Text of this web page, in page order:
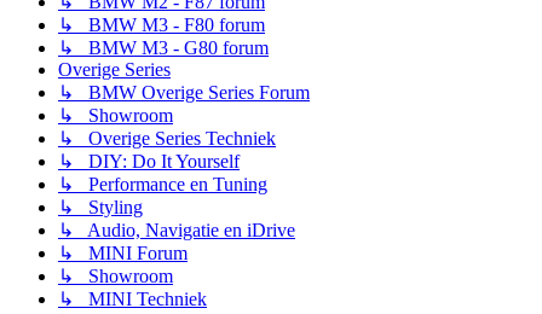
↳ BMW M3 - F80 forum
↳ BMW M3 - G80 forum
Overige Series
↳ BMW Overige Series Forum
↳ Showroom
↳ Overige Series Techniek
↳ DIY: Do It Yourself
↳ Performance en Tuning
↳ Styling
↳ Audio, Navigatie en iDrive
↳ MINI Forum
↳ Showroom
↳ MINI Techniek